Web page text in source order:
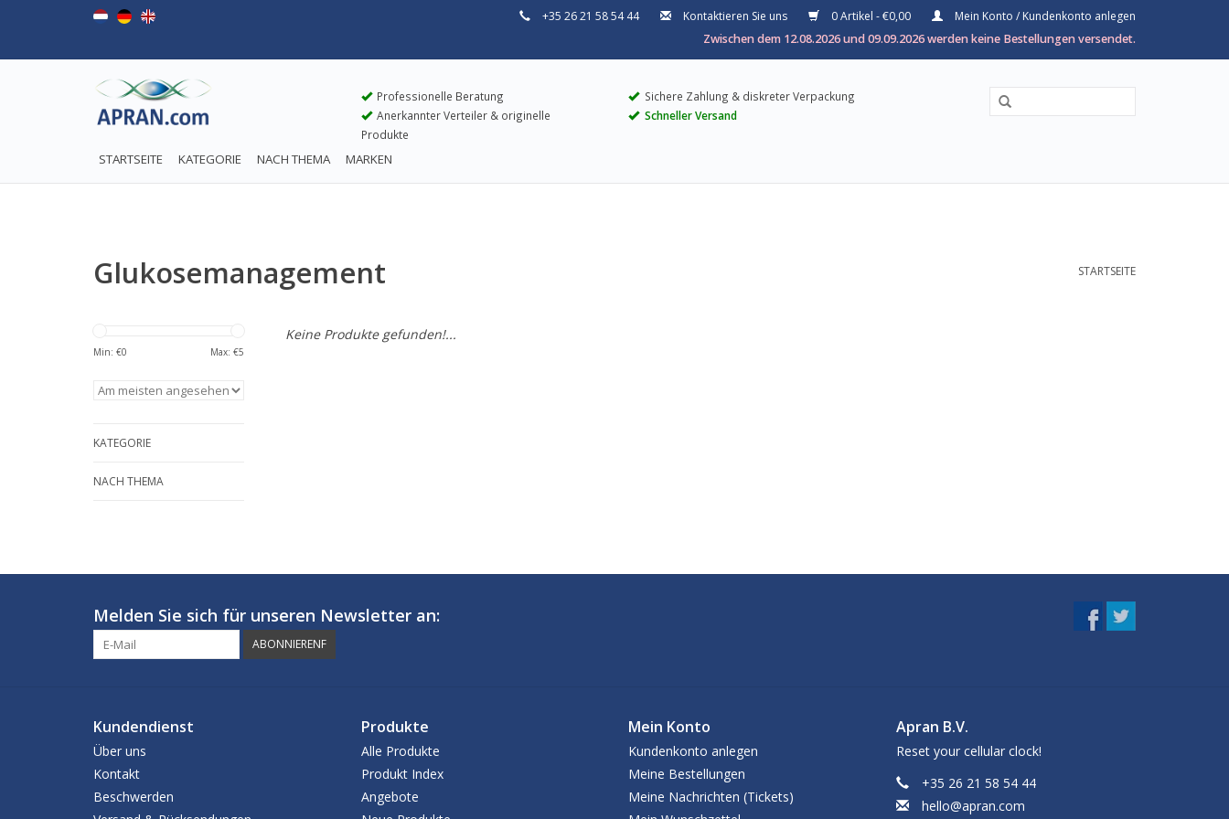
+35 26 21 58 54 44 Kontaktieren Sie uns 0 Artikel - €0,00
Mein Konto / Kundenkonto anlegen
Zwischen dem 12.08.2026 und 09.09.2026 werden keine Bestellungen versendet.
Professionelle Beratung
Anerkannter Verteiler & originelle
Produkte
Sichere Zahlung & diskreter Verpackung
Schneller Versand
STARTSEITE KATEGORIE NACH THEMA MARKEN
Glukosemanagement STARTSEITE
Min: €0 Max: €5
KATEGORIE
NACH THEMA
Keine Produkte gefunden!...
Melden Sie sich für unseren Newsletter an:
ABONNIERENF
Kundendienst
Über uns
Kontakt
Beschwerden
Produkte
Alle Produkte
Produkt Index
Angebote
Mein Konto
Kundenkonto anlegen
Meine Bestellungen
Meine Nachrichten (Tickets)
Apran B.V.
Reset your cellular clock!
+35 26 21 58 54 44
hello@apran.com